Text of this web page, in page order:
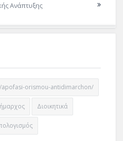
Ανάπτυξης
orismou-antidimarchon/
Διοικητικά